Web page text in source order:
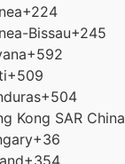
+224
Bissau+245
+592
+509
+504
Kong SAR China
+36
+354